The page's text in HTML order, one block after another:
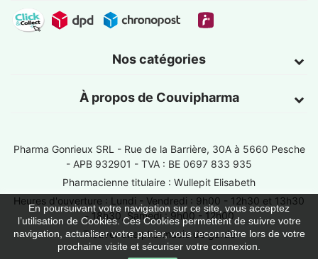
Nos catégories
À propos de Couvipharma
En poursuivant votre navigation sur ce site, vous acceptez
l’utilisation de Cookies. Ces Cookies permettent de suivre votre
navigation, actualiser votre panier, vous reconnaître lors de votre
prochaine visite et sécuriser votre connexion.
Pharma Gonrieux SRL - Rue de la Barrière, 30A à 5660 Pesche
- APB 932901 - TVA : BE 0697 833 935
Pharmacienne titulaire : Wullepit Elisabeth
Heures d'ouverture : Lundi - Vendredi : 9h00 - 12h30 et 13h30
- 18h30, Samedi : 9h00 - 12h00
Trouver une pharmacie de garde